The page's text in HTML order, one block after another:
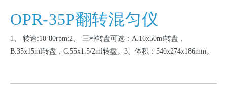
OPR-35P翻转混匀仪
1、 转速:10-80rpm;2、 三种转盘可选：A.16x50ml转盘，
B.35x15ml转盘，C.55x1.5/2ml转盘。3、体积：540x274x186mm。